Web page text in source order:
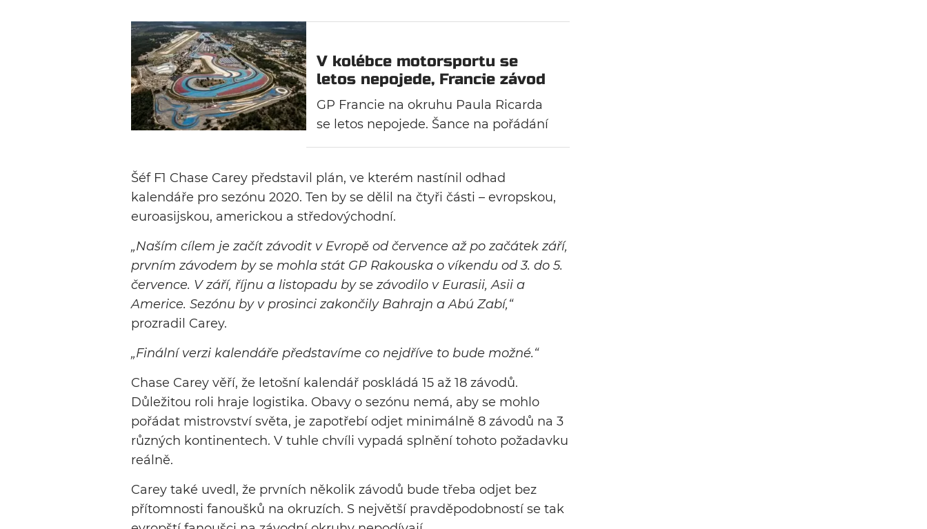
V kolébce motorsportu se
letos nepojede, Francie závod
ruší
GP Francie na okruhu Paula Ricarda
se letos nepojede. Šance na pořádání
červnového závodu zhatil zákaz
až do poloviny července.
Šéf F1 Chase Carey představil plán, ve kterém nastínil odhad
kalendáře pro sezónu 2020. Ten by se dělil na čtyři části – evropskou,
euroasijskou, americkou a středovýchodní.
„Naším cílem je začít závodit v Evropě od července až po začátek září,
prvním závodem by se mohla stát GP Rakouska o víkendu od 3. do 5.
července. V září, říjnu a listopadu by se závodilo v Eurasii, Asii a
Americe. Sezónu by v prosinci zakončily Bahrajn a Abú Zabí,“
prozradil Carey.
„Finální verzi kalendáře představíme co nejdříve to bude možné.“
Chase Carey věří, že letošní kalendář poskládá 15 až 18 závodů.
Důležitou roli hraje logistika. Obavy o sezónu nemá, aby se mohlo
pořádat mistrovství světa, je zapotřebí odjet minimálně 8 závodů na 3
různých kontinentech. V tuhle chvíli vypadá splnění tohoto požadavku
reálně.
Carey také uvedl, že prvních několik závodů bude třeba odjet bez
přítomnosti fanoušků na okruzích. S největší pravděpodobností se tak